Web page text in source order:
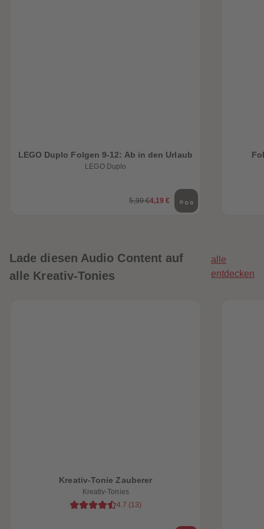
LEGO Duplo Folgen 9-12: Ab in den Urlaub
LEGO Duplo
5,99 €4,19 €
Lade diesen Audio Content auf
alle Kreativ-Tonies
alle
entdecken
Kreativ-Tonie Zauberer
Kreativ-Tonies
4.7 (13)